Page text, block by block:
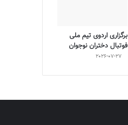
برگزاری اردوی تیم ملی
فوتبال دختران نوجوان
2026-07-27